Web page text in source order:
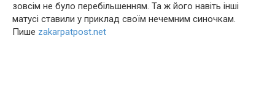
зовсім не було перебільшенням. Та ж його навіть інші
матусі ставили у приклад своїм нечемним синочкам.
Пише zakarpatpost.net